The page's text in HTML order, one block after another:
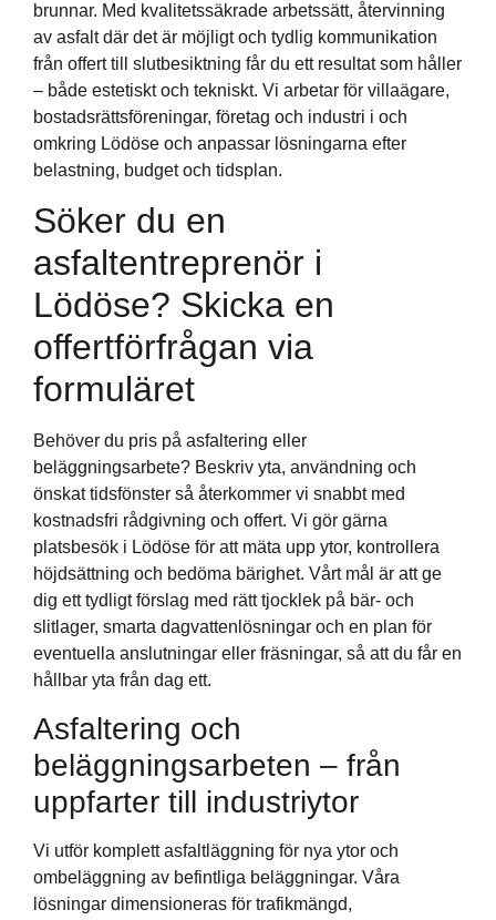
brunnar. Med kvalitetssäkrade arbetssätt, återvinning
av asfalt där det är möjligt och tydlig kommunikation
från offert till slutbesiktning får du ett resultat som håller
– både estetiskt och tekniskt. Vi arbetar för villaägare,
bostadsrättsföreningar, företag och industri i och
omkring Lödöse och anpassar lösningarna efter
belastning, budget och tidsplan.
Söker du en
asfaltentreprenör i
Lödöse? Skicka en
offertförfrågan via
formuläret
Behöver du pris på asfaltering eller
beläggningsarbete? Beskriv yta, användning och
önskat tidsfönster så återkommer vi snabbt med
kostnadsfri rådgivning och offert. Vi gör gärna
platsbesök i Lödöse för att mäta upp ytor, kontrollera
höjdsättning och bedöma bärighet. Vårt mål är att ge
dig ett tydligt förslag med rätt tjocklek på bär- och
slitlager, smarta dagvattenlösningar och en plan för
eventuella anslutningar eller fräsningar, så att du får en
hållbar yta från dag ett.
Asfaltering och
beläggningsarbeten – från
uppfarter till industriytor
Vi utför komplett asfaltläggning för nya ytor och
ombeläggning av befintliga beläggningar. Våra
lösningar dimensioneras för trafikmängd,